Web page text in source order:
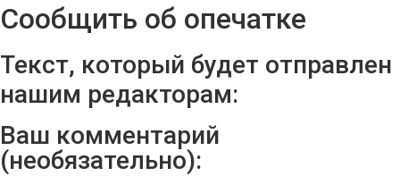
Сообщить об опечатке
Текст, который будет отправлен
нашим редакторам:
Ваш комментарий
(необязательно):